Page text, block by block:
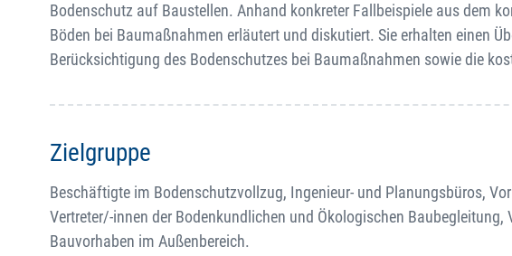
Bodenschutz auf Baustellen. Anhand konkreter Fallbeispiele aus dem
Böden bei Baumaßnahmen erläutert und diskutiert. Sie erhalten einen
Berücksichtigung des Bodenschutzes bei Baumaßnahmen sowie die
Zielgruppe
Beschäftigte im Bodenschutzvollzug, Ingenieur- und Planungsbüros,
Vertreter/-innen der Bodenkundlichen und Ökologischen
Bauvorhaben im Außenbereich.